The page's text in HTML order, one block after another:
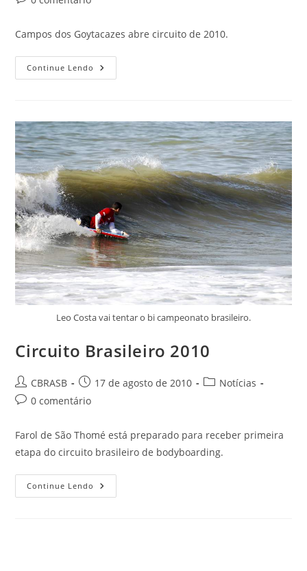
post:
Campos dos Goytacazes abre circuito de 2010.
Continue Lendo Circuito
Brasileiro
Leo Costa vai tentar o bi campeonato brasileiro.
Circuito Brasileiro 2010
Autor
do
CBRASB
Post
publicado:
17 de agosto de 2010
Categoria
Notícias
Comentários
post:
0 comentário
Farol de São Thomé está preparado para receber primeira
etapa do circuito brasileiro de bodyboarding.
Continue Lendo Circuito
Brasileiro